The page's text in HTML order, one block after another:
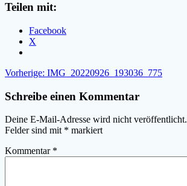
Teilen mit:
Facebook
X
Beitragsnavigation
Vorherige: Vorheriger
IMG_20220926_193036_775
Schreibe einen Kommentar
Deine E-Mail-Adresse wird nicht veröffentlicht.
Felder sind mit * markiert
Kommentar *